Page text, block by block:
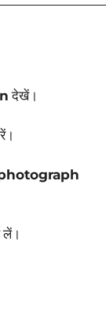
देखें।
लें।